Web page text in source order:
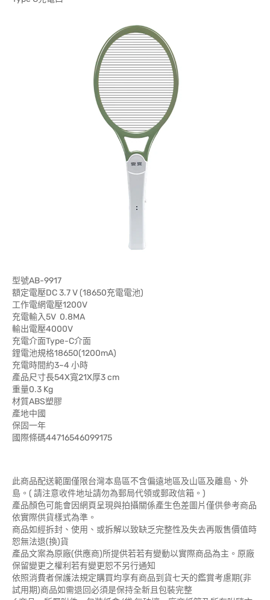
型號AB-9917
額定電壓DC 3.7 V (18650充電電池)
工作電網電壓1200V
充電輸入5V 0.8MA
輸出電壓4000V
充電介面Type-C介面
鋰電池規格18650(1200mA)
充電時間約3~4 小時
產品尺寸長54X寬21X厚3 cm
重量0.3 Kg
材質ABS塑膠
產地中國
保固一年
國際條碼44716546099175
此商品配送範圍僅限台灣本島區不含偏遠地區及山區及離島、外
島。( 請注意收件地址請勿為郵局代領或郵政信箱。)
產品顏色可能會因網頁呈現與拍攝關係產生色差圖片僅供參考商品
依實際供貨樣式為準。
商品如經拆封、使用、或拆解以致缺乏完整性及失去再販售價值時
恕無法退(換)貨
產品文案為原廠(供應商)所提供若若有變動以實際商品為主。原廠
保留變更之權利若有變更恕不另行通知
依照消費者保護法規定購買均享有商品到貨七天的鑑賞考慮期(非
試用期)商品如需退回必須是保持全新且包裝完整